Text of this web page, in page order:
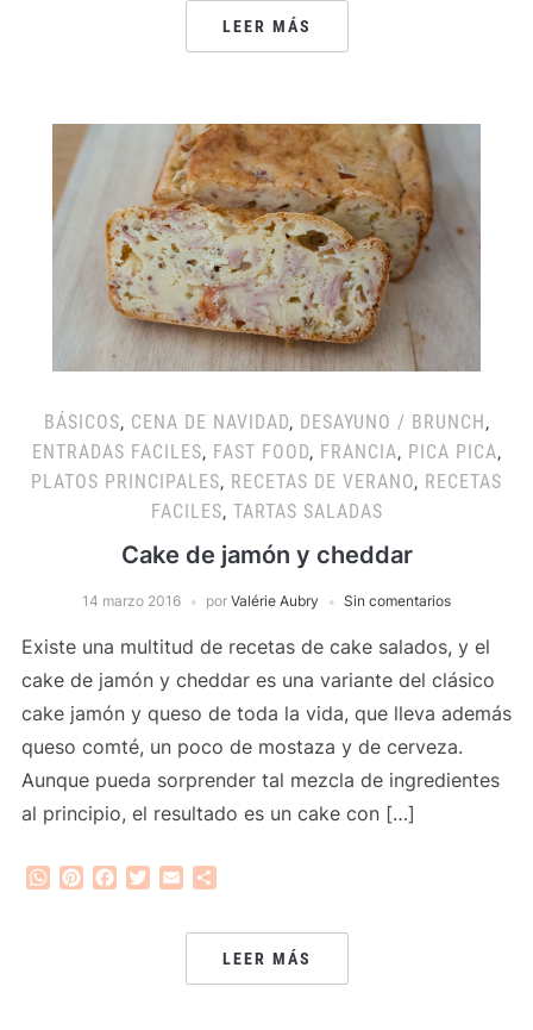
LEER MÁS
BÁSICOS, CENA DE NAVIDAD, DESAYUNO / BRUNCH,
ENTRADAS FACILES, FAST FOOD, FRANCIA, PICA PICA,
PLATOS PRINCIPALES, RECETAS DE VERANO, RECETAS
FACILES, TARTAS SALADAS
Cake de jamón y cheddar
14 marzo 2016 por Valérie Aubry Sin comentarios
Existe una multitud de recetas de cake salados, y el
cake de jamón y cheddar es una variante del clásico
cake jamón y queso de toda la vida, que lleva además
queso comté, un poco de mostaza y de cerveza.
Aunque pueda sorprender tal mezcla de ingredientes
al principio, el resultado es un cake con […]
WhatsApp
PinterestFacebook
Twitter
Email
LEER MÁS